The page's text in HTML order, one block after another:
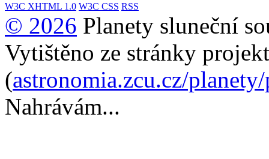
W3C XHTML 1.0 W3C CSS RSS
© 2026 Planety sluneční
Vytištěno ze stránky
(astronomia.zcu.cz/
Nahrávám...